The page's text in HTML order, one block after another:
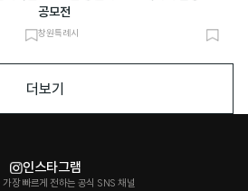
북
크
공모전
창원특례시
북
더보기
인스타그램
가장 빠르게 전하는 공식 SNS 채널